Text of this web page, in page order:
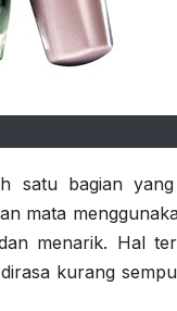
satu bagian
mata
menarik. Hal
kurang